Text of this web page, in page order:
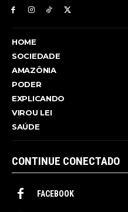
HOME
SOCIEDADE
AMAZÔNIA
PODER
EXPLICANDO
VIROU LEI
SAÚDE
CONTINUE CONECTADO
FACEBOOK